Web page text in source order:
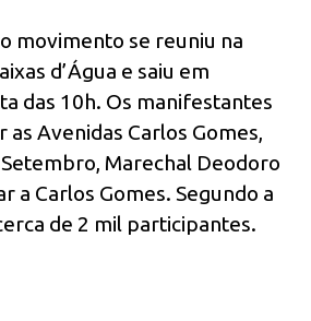
movimento se reuniu na
d’Água e saiu em
das 10h. Os manifestantes
Avenidas Carlos Gomes,
Marechal Deodoro
a Carlos Gomes. Segundo a
de 2 mil participantes.